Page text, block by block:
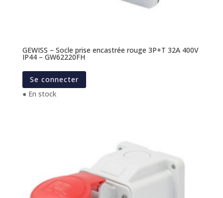
GEWISS – Socle prise encastrée rouge 3P+T 32A 400V
IP44 – GW62220FH
Se connecter
● En stock